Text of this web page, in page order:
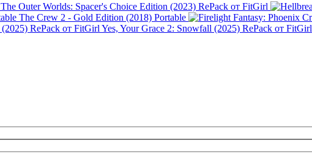
The Outer Worlds: Spacer's Choice Edition (2023) RePack от FitGirl
The Crew 2 - Gold Edition (2018) Portable
Yes, Your Grace 2: Snowfall (2025) RePack от FitGirl